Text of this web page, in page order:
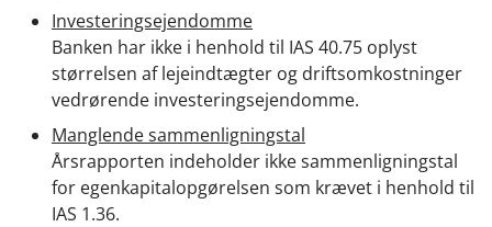
Investeringsejendomme
Banken har ikke i henhold til IAS 40.75 oplyst
størrelsen af lejeindtægter og driftsomkostninger
vedrørende investeringsejendomme.
Manglende sammenligningstal
Årsrapporten indeholder ikke sammenligningstal
for egenkapitalopgørelsen som krævet i henhold til
IAS 1.36.